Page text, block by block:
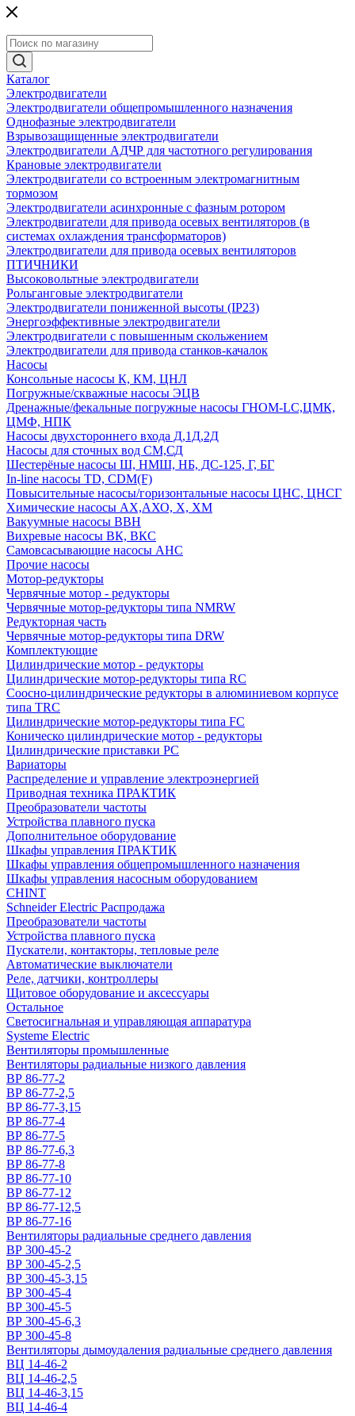
Каталог
Электродвигатели
Электродвигатели общепромышленного назначения
Однофазные электродвигатели
Взрывозащищенные электродвигатели
Электродвигатели АДЧР для частотного регулирования
Крановые электродвигатели
Электродвигатели со встроенным электромагнитным
тормозом
Электродвигатели асинхронные с фазным ротором
Электродвигатели для привода осевых вентиляторов (в
системах охлаждения трансформаторов)
Электродвигатели для привода осевых вентиляторов
ПТИЧНИКИ
Высоковольтные электродвигатели
Рольганговые электродвигатели
Электродвигатели пониженной высоты (IP23)
Энергоэффективные электродвигатели
Электродвигатели с повышенным скольжением
Электродвигатели для привода станков-качалок
Насосы
Консольные насосы К, КМ, ЦНЛ
Погружные/скважные насосы ЭЦВ
Дренажные/фекальные погружные насосы ГНОМ-LC,ЦМК,
ЦМФ, НПК
Насосы двухстороннего входа Д,1Д,2Д
Насосы для сточных вод СМ,СД
Шестерёные насосы Ш, НМШ, НБ, ДС-125, Г, БГ
In-line насосы TD, CDM(F)
Повысительные насосы/горизонтальные насосы ЦНС, ЦНСГ
Химические насосы АХ,АХО, Х, ХМ
Вакуумные насосы ВВН
Вихревые насосы ВК, ВКС
Самовсасывающие насосы АНС
Прочие насосы
Мотор-редукторы
Червячные мотор - редукторы
Червячные мотор-редукторы типа NMRW
Редукторная часть
Червячные мотор-редукторы типа DRW
Комплектующие
Цилиндрические мотор - редукторы
Цилиндрические мотор-редукторы типа RC
Соосно-цилиндрические редукторы в алюминиевом корпусе
типа TRC
Цилиндрические мотор-редукторы типа FC
Коническо цилиндрические мотор - редукторы
Цилиндрические приставки PC
Вариаторы
Распределение и управление электроэнергией
Приводная техника ПРАКТИК
Преобразователи частоты
Устройства плавного пуска
Дополнительное оборудование
Шкафы управления ПРАКТИК
Шкафы управления общепромышленного назначения
Шкафы управления насосным оборудованием
CHINT
Schneider Electric Распродажа
Преобразователи частоты
Устройства плавного пуска
Пускатели, контакторы, тепловые реле
Автоматические выключатели
Реле, датчики, контроллеры
Щитовое оборудование и аксессуары
Остальное
Светосигнальная и управляющая аппаратура
Systeme Electric
Вентиляторы промышленные
Вентиляторы радиальные низкого давления
ВР 86-77-2
ВР 86-77-2,5
ВР 86-77-3,15
ВР 86-77-4
ВР 86-77-5
ВР 86-77-6,3
ВР 86-77-8
ВР 86-77-10
ВР 86-77-12
ВР 86-77-12,5
ВР 86-77-16
Вентиляторы радиальные среднего давления
ВР 300-45-2
ВР 300-45-2,5
ВР 300-45-3,15
ВР 300-45-4
ВР 300-45-5
ВР 300-45-6,3
ВР 300-45-8
Вентиляторы дымоудаления радиальные среднего давления
ВЦ 14-46-2
ВЦ 14-46-2,5
ВЦ 14-46-3,15
ВЦ 14-46-4